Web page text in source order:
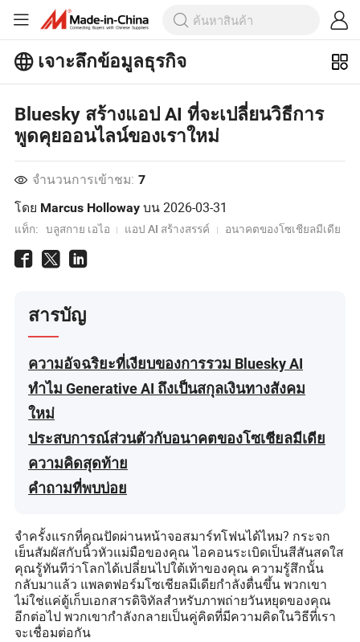
เจาะลึกข้อมูลธุรกิจ
เจาะลึกข้อมูลธุรกิจ!
ดูเพิ่มเติม
Bluesky สร้างแอป AI ที่จะเปลี่ยนวิธีการ
พูดคุยออนไลน์ของเราใหม่
จำนวนการเข้าชม: 7
โดย Marcus Holloway บน2026-03-31
แท็ก: บลูสกาย เอไอ แอป AI สร้างสรรค์ อนาคตของโซเชียลมีเดีย
สารบัญ
ความอัจฉริยะที่เงียบของการรวม Bluesky AI
ทำไม Generative AI ถึงเป็นสกุลเงินทางสังคม
ใหม่
ประสบการณ์ส่วนตัวกับอนาคตของโซเชียลมีเดีย
ความคิดสุดท้าย
คำถามที่พบบ่อย
จำครั้งแรกที่คุณปัดผ่านหน้าจอสมาร์ทโฟนได้ไหม? กระจก
เย็นสัมผัสกับนิ้วหัวแม่มือของคุณ ไอคอนระเบิดเป็นสีสันสดใส
คุณรู้ทันทีว่าโลกได้เปลี่ยนไปใต้เท้าของคุณ ความรู้สึกนั้น
กลับมาแล้ว แพลตฟอร์มโซเชียลมีเดียกำลังตื่นขึ้น พวกเขา
ไม่ใช่แค่ตู้เก็บเอกสารดิจิทัลสำหรับภาพถ่ายวันหยุดของคุณ
อีกต่อไป พวกเขากำลังกลายเป็นคู่คิดที่มีความคิดในวิธีที่เรา
จะเชื่อมต่อกัน